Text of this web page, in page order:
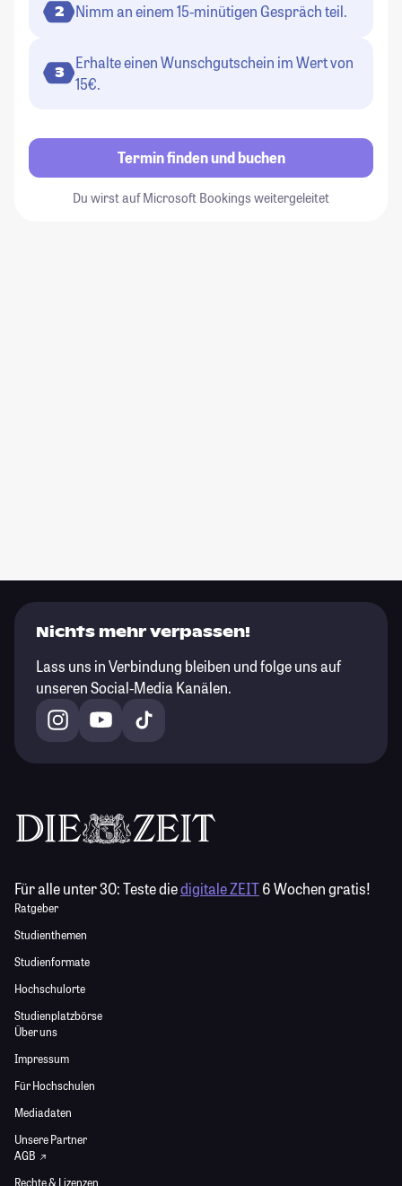
2 Nimm an einem 15-minütigen Gespräch teil.
3
Erhalte einen Wunschgutschein im Wert von
15€.
Termin finden und buchen
Du wirst auf Microsoft Bookings weitergeleitet
Nichts mehr verpassen!
Lass uns in Verbindung bleiben und folge uns auf
unseren Social-Media Kanälen.
Für alle unter 30:Teste diedigitale ZEIT6 Wochen gratis!
Ratgeber
Studienthemen
Studienformate
Hochschulorte
Studienplatzbörse
Über uns
Impressum
Für Hochschulen
Mediadaten
Unsere Partner
AGB
Rechte & Lizenzen